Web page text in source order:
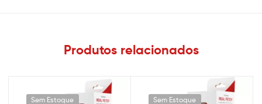
Produtos relacionados
Sem Estoque Sem Estoque